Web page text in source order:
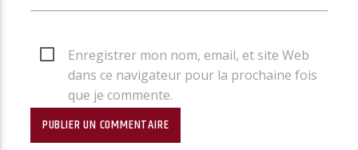
Enregistrer mon nom, email, et site Web
dans ce navigateur pour la prochaine fois
que je commente.